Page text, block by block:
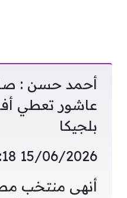
أحمد حسن :
عاشور تعطي
بلجيكا
15/06/2026 11:18 م
أنهى منتخب